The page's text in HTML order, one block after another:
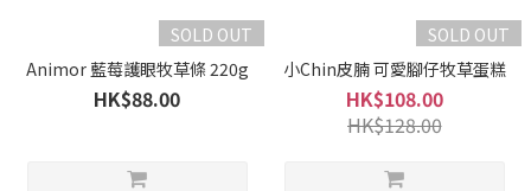
SOLD OUT
Animor 藍莓護眼牧草條 220g
HK$88.00
SOLD OUT
小Chin皮腩 可愛腳仔牧草蛋糕
HK$108.00
HK$128.00